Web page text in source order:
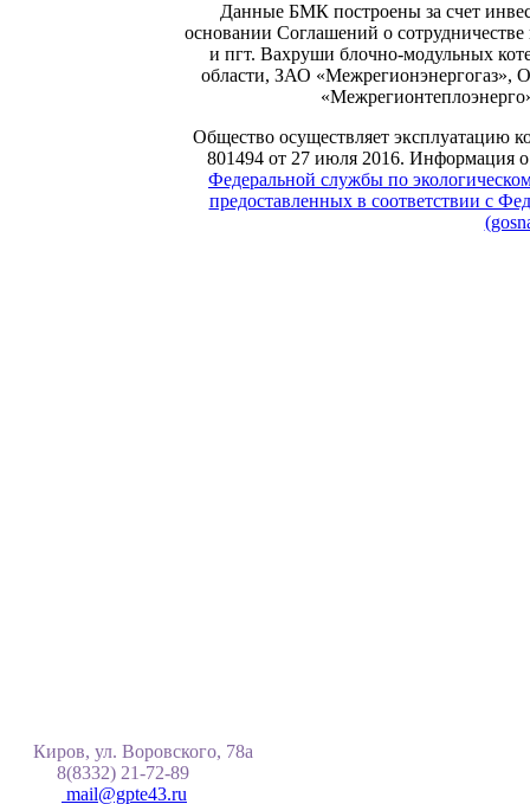
Данные БМК построены за счет
основании Соглашений о сотрудничестве
и пгт. Вахруши блочно-модульных
области, ЗАО
Общество осуществляет эксплуатацию
801494 от 27 июля 2016. Информация
Федеральной службы по
предоставленных в соответствии с
Киров, ул. Воровского, 78а
8(8332) 21-72-89
mail@gpte43.ru